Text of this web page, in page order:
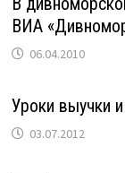
ВИА
06.04.2010
Уроки выучки
03.07.2012